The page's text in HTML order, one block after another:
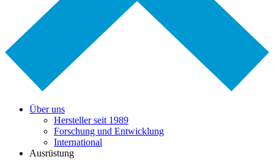
Über uns
Hersteller seit 1989
Forschung und Entwicklung
International
Ausrüstung